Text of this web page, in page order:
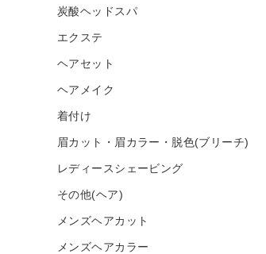
炭酸ヘッドスパ
エクステ
ヘアセット
ヘアメイク
着付け
眉カット・眉カラー・脱色(ブリーチ)
レディースシェービング
その他(ヘア)
メンズヘアカット
メンズヘアカラー